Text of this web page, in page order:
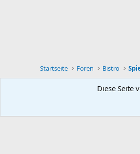
Startseite Foren Bistro
Deutsch [Du]Diese Seite